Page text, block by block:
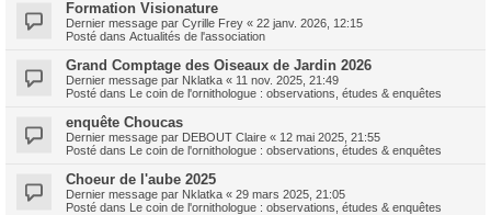
Formation Visionature
Dernier message par Cyrille Frey « 22 janv. 2026, 12:15
Posté dans Actualités de l'association
Grand Comptage des Oiseaux de Jardin 2026
Dernier message par Nklatka « 11 nov. 2025, 21:49
Posté dans Le coin de l'ornithologue : observations, études & enquêtes
enquête Choucas
Dernier message par DEBOUT Claire « 12 mai 2025, 21:55
Posté dans Le coin de l'ornithologue : observations, études & enquêtes
Choeur de l'aube 2025
Dernier message par Nklatka « 29 mars 2025, 21:05
Posté dans Le coin de l'ornithologue : observations, études & enquêtes